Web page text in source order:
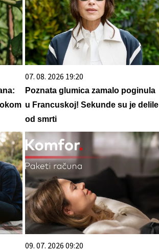
07. 08. 2026 19:20
Poznata glumica zamalo poginula
u Francuskoj! Sekunde su je delile
od smrti
09. 07. 2026 09:20